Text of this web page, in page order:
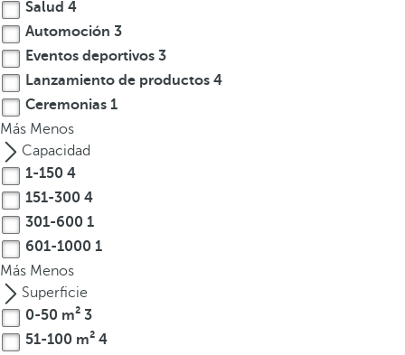
t
e
r
s
,
p
u
e
d
e
s
p
u
l
s
Salud 4
Automoción 3
Eventos deportivos 3
Lanzamiento de productos 4
Ceremonias 1
Más Menos
Capacidad
1-150 4
151-300 4
301-600 1
601-1000 1
Más Menos
Superficie
0-50 m² 3
51-100 m² 4